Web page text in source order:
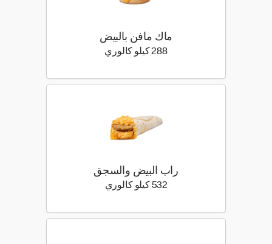
ماك مافن بالبيض
288 كيلو كالوري 288 كيلو سعرة حرارية
راب البيض والسجق
532 كيلو كالوري